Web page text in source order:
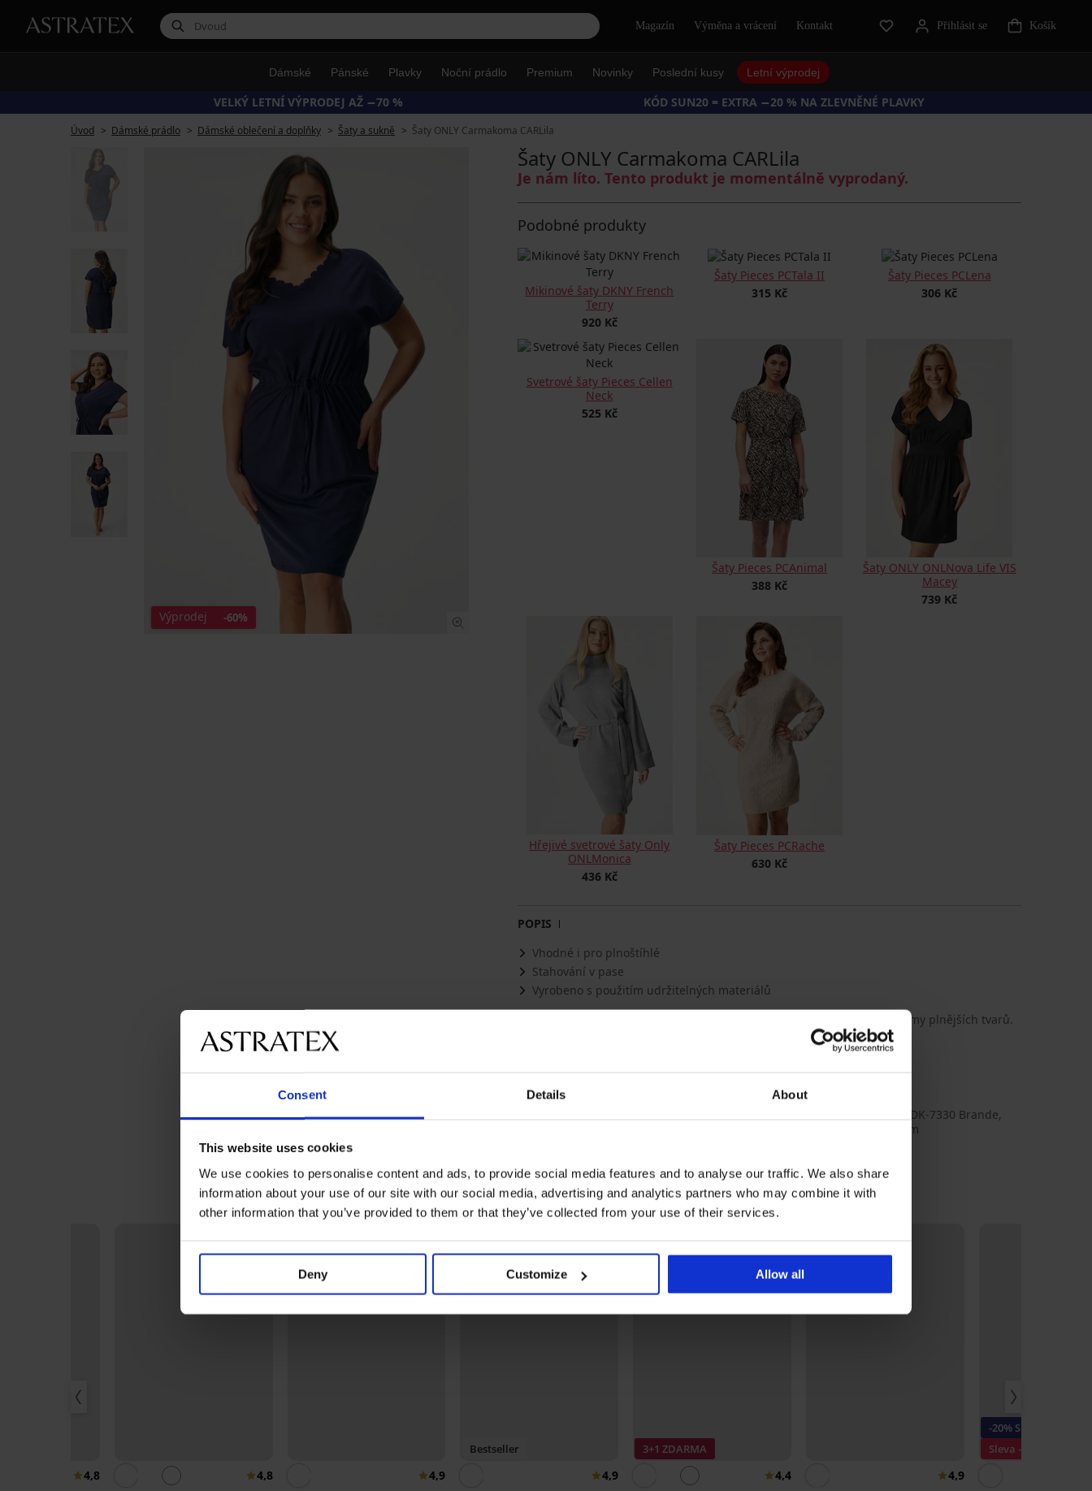
Consent Details About
This website uses cookies
We use cookies to personalise content and ads, to provide social media features and to analyse our traffic. We also share
information about your use of our site with our social media, advertising and analytics partners who may combine it with
other information that you’ve provided to them or that they’ve collected from your use of their services.
Deny Customize Allow all
HledatMagazín Výměna a vrácení Kontakt Přihlásit se Košík
Dámské Pánské Plavky Noční prádlo Premium Novinky Poslední kusy Letní výprodej
VELKÝ LETNÍ VÝPRODEJ AŽ −70 % KÓD SUN20 = EXTRA −20 % NA ZLEVNĚNÉ PLAVKY
Úvod Dámské prádlo Dámské oblečení a doplňky Šaty a sukně Šaty ONLY Carmakoma CARLila
Výprodej -60%
Šaty ONLY Carmakoma CARLila
Je nám líto. Tento produkt je momentálně vyprodaný.
Podobné produkty
Mikinové šaty DKNY French
Terry
920 Kč
Šaty Pieces PCTala II
315 Kč
Šaty Pieces PCLena
306 Kč
Svetrové šaty Pieces Cellen
Neck
525 Kč
Šaty Pieces PCAnimal
388 Kč
Šaty ONLY ONLNova Life VIS
Macey
739 Kč
Hřejivé svetrové šaty Only
ONLMonica
436 Kč
Šaty Pieces PCRache
630 Kč
POPIS
Vhodné i pro plnoštíhlé
Stahování v pase
Vyrobeno s použitím udržitelných materiálů
Šaty ONLY Carmakoma CARLila z měkkého bavlněného úpletu ocení i dámy plnějších tvarů.
Pohodlný rovný střih stáhnete v pase. Výstřih do V zdobí krajka.
Materiál
100% organická bavlna
Značka
ONLY Carmakoma
BESTSELLER A/S, adresa: Fredskovvej 5, DK-7330 Brande,
Denmark, e-mail: contact@bestseller.com
Mohlo by se vám líbit
4,8
4,8
4,9
Bestseller
4,9
3+1 ZDARMA
4,4
4,9
-20% SUN20
Sleva -50%